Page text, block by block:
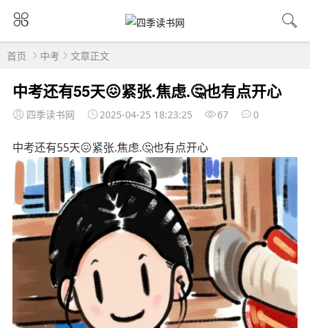
首页 中考 文章正文
中考还有55天😖紧张.焦虑.🤔也有点开心
四季读书网 2025-04-25 18:23:25 67 0
中考还有55天😖紧张.焦虑.🤔也有点开心